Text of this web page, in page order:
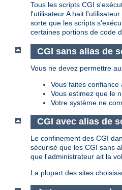
Tous les scripts CGI
l'utilisateur A hait
sorte que les scripts
certaines portions de code
CGI sans alias de
Vous ne devez permettre
Vous faites
Vous estimez que le
Votre système ne
CGI avec alias de
Le confinement des CGI
sécurisé que les CGI sans
que l'administrateur ait la
La plupart des sites